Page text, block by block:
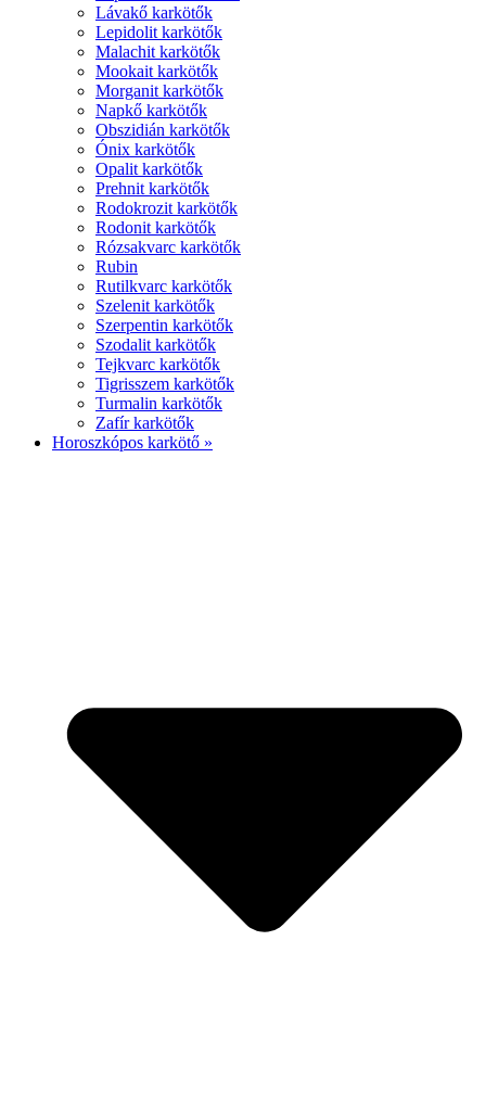
Lávakő karkötők
Lepidolit karkötők
Malachit karkötők
Mookait karkötők
Morganit karkötők
Napkő karkötők
Obszidián karkötők
Ónix karkötők
Opalit karkötők
Prehnit karkötők
Rodokrozit karkötők
Rodonit karkötők
Rózsakvarc karkötők
Rubin
Rutilkvarc karkötők
Szelenit karkötők
Szerpentin karkötők
Szodalit karkötők
Tejkvarc karkötők
Tigrisszem karkötők
Turmalin karkötők
Zafír karkötők
Horoszkópos karkötő »